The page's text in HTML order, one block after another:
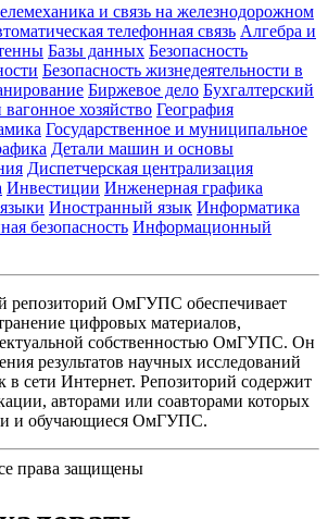
и связь на железнодорожном
телефонная связь Алгебра и
Базы данных Безопасность
Безопасность жизнедеятельности в
Биржевое дело Бухгалтерский
хозяйство География
Государственное и муниципальное
Детали машин и основы
Диспетчерская централизация
Инвестиции Инженерная графика
Иностранный язык Информатика
безопасность Информационный
репозиторий ОмГУПС обеспечивает
цифровых материалов,
собственностью ОмГУПС. Он
результатов научных исследований
сети Интернет. Репозиторий содержит
авторами или соавторами которых
и обучающиеся ОмГУПС.
права защищены